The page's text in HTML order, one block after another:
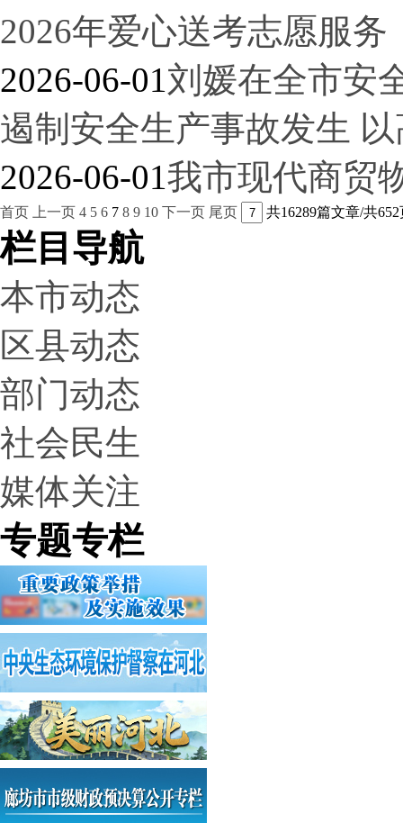
2026年爱心送考志愿服务
2026-06-01刘媛在全市安
遏制安全生产事故发生
2026-06-01我市现代商贸
首页 上一页 4 5 6 7 8 9 10 下一页 尾页 共16289篇文章/共652
栏目导航
本市动态
区县动态
部门动态
社会民生
媒体关注
专题专栏